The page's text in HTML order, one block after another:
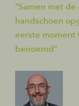
Samen met
handschoen
eerste moment
benoemd